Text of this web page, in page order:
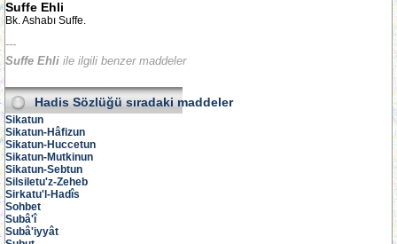
Suffe Ehli
Bk. Ashabı Suffe.
---
Suffe Ehli ile ilgili benzer maddeler
Hadis Sözlüğü sıradaki maddeler
Sikatun
Sikatun-Hâfizun
Sikatun-Huccetun
Sikatun-Mutkinun
Sikatun-Sebtun
Silsiletu'z-Zeheb
Sirkatu'l-Hadîs
Sohbet
Subâ'î
Subâ'iyyât